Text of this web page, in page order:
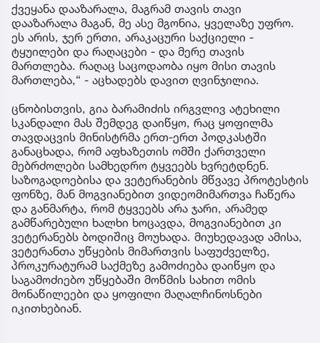
ქვეყანა დააზარალა, მაგრამ თავის თავი
დააზარალა მაგან, მე ასე მგონია, ყველაზე უფრო.
ეს არის, ჯერ ერთი, არაკაცური საქციელი -
ტყუილები და რაღაცები - და მერე თავის
მართლება. რაღაც საცოდაობა იყო მისი თავის
მართლება,“ - აცხადებს დავით ღვინჯილია.
ცნობისთვის, გია ბარამიძის ირგვლივ ატეხილი
სკანდალი მას შემდეგ დაიწყო, რაც ყოფილმა
თავდაცვის მინისტრმა ერთ-ერთ პოდკასტში
განაცხადა, რომ აფხაზეთის ომში ქართველი
მებრძოლები სამხედრო ტყვეებს ხვრეტდნენ.
საზოგადოებისა და ვეტერანების მწვავე პროტესტის
ფონზე, მან მოგვიანებით ვიდეომიმართვა ჩაწერა
და განმარტა, რომ ტყვეებს არა ჯარი, არამედ
გამწარებული ხალხი ხოცავდა, მოგვიანებით კი
ვეტერანებს ბოდიშიც მოუხადა. მიუხედავად ამისა,
ვეტერანთა უწყების მიმართვის საფუძველზე,
პროკურატურამ საქმეზე გამოძიება დაიწყო და
საგამოძიებო უწყებაში მოწმის სახით ომის
მონაწილეები და ყოფილი მაღალჩინოსნები
იკითხებიან.